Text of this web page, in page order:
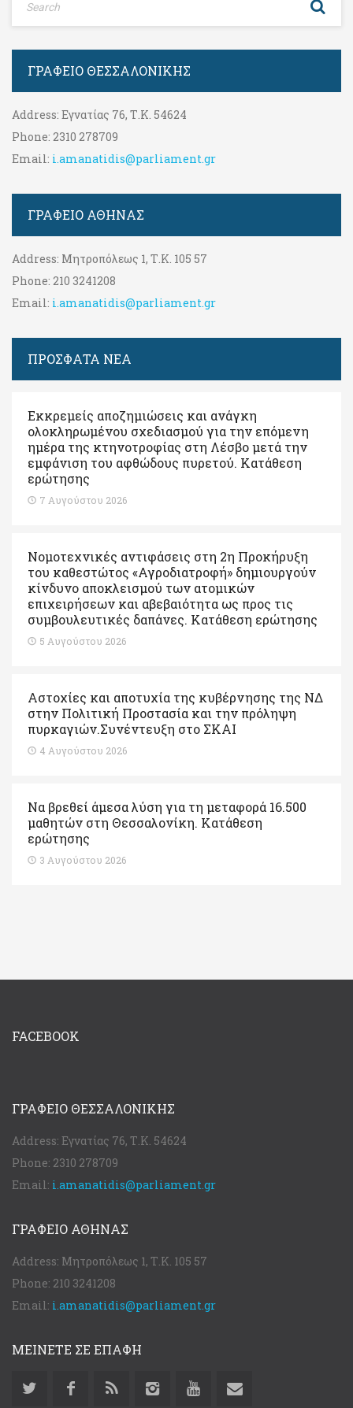
ΓΡΑΦΕΊΟ ΘΕΣΣΑΛΟΝΊΚΗΣ
Address: Εγνατίας 76, Τ.Κ. 54624
Phone: 2310 278709
Email: i.amanatidis@parliament.gr
ΓΡΑΦΕΊΟ ΑΘΉΝΑΣ
Address: Μητροπόλεως 1, Τ.Κ. 105 57
Phone: 210 3241208
Email: i.amanatidis@parliament.gr
ΠΡΟΣΦΑΤΑ ΝΕΑ
Εκκρεμείς αποζημιώσεις και ανάγκη
ολοκληρωμένου σχεδιασμού για την επόμενη
ημέρα της κτηνοτροφίας στη Λέσβο μετά την
εμφάνιση του αφθώδους πυρετού. Kατάθεση
ερώτησης
7 Αυγούστου 2026
Νομοτεχνικές αντιφάσεις στη 2η Προκήρυξη
του καθεστώτος «Αγροδιατροφή» δημιουργούν
κίνδυνο αποκλεισμού των ατομικών
επιχειρήσεων και αβεβαιότητα ως προς τις
συμβουλευτικές δαπάνες. Κατάθεση ερώτησης
5 Αυγούστου 2026
Αστοχίες και αποτυχία της κυβέρνησης της ΝΔ
στην Πολιτική Προστασία και την πρόληψη
πυρκαγιών.Συνέντευξη στο ΣΚΑΙ
4 Αυγούστου 2026
Να βρεθεί άμεσα λύση για τη μεταφορά 16.500
μαθητών στη Θεσσαλονίκη. Κατάθεση
ερώτησης
3 Αυγούστου 2026
FACEBOOK
ΓΡΑΦΕΊΟ ΘΕΣΣΑΛΟΝΊΚΗΣ
Address: Εγνατίας 76, Τ.Κ. 54624
Phone: 2310 278709
Email: i.amanatidis@parliament.gr
ΓΡΑΦΕΊΟ ΑΘΉΝΑΣ
Address: Μητροπόλεως 1, Τ.Κ. 105 57
Phone: 210 3241208
Email: i.amanatidis@parliament.gr
ΜΕΙΝΕΤΕ ΣΕ ΕΠΑΦΗ